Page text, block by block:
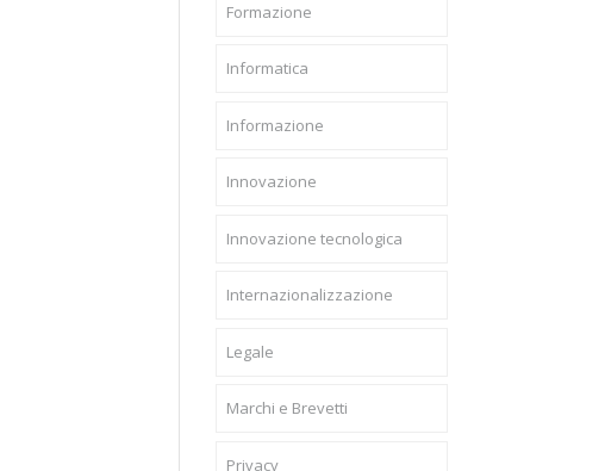
Formazione
Informatica
Informazione
Innovazione
Innovazione tecnologica
Internazionalizzazione
Legale
Marchi e Brevetti
Privacy